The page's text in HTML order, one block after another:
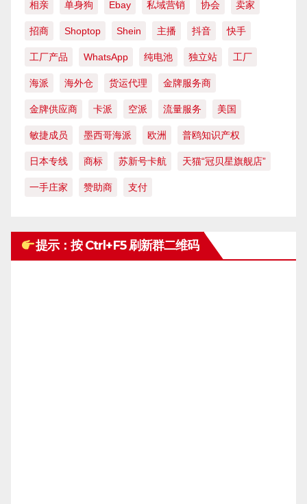
相亲 单身狗 Ebay 私域营销 协会 卖家
招商 Shoptop Shein 主播 抖音 快手
工厂产品 WhatsApp 纯电池 独立站 工厂
海派 海外仓 货运代理 金牌服务商
金牌供应商 卡派 空派 流量服务 美国
敏捷成员 墨西哥海派 欧洲 普鸥知识产权
日本专线 商标 苏新号卡航 天猫“冠贝星旗舰店”
一手庄家 赞助商 支付
提示：按 Ctrl+F5 刷新群二维码